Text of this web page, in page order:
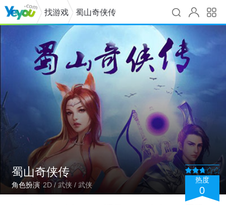
找游戏 蜀山奇侠传
蜀山奇侠传
角色扮演 2D / 武侠 / 武侠
热度
0